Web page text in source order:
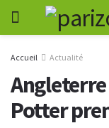
Accueil Actualité
Potter